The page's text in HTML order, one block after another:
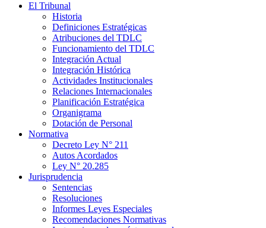
El Tribunal
Historia
Definiciones Estratégicas
Atribuciones del TDLC
Funcionamiento del TDLC
Integración Actual
Integración Histórica
Actividades Institucionales
Relaciones Internacionales
Planificación Estratégica
Organigrama
Dotación de Personal
Normativa
Decreto Ley N° 211
Autos Acordados
Ley N° 20.285
Jurisprudencia
Sentencias
Resoluciones
Informes Leyes Especiales
Recomendaciones Normativas